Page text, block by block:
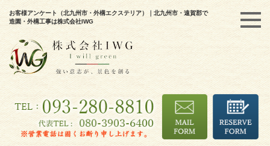
お客様アンケート（北九州市・外構エクステリア）｜北九州市・遠賀郡で
造園・外構工事は株式会社IWG